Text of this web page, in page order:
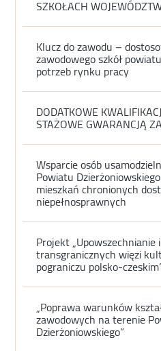
SZKOŁACH
Klucz do zawodu –
zawodowego szkół
potrzeb rynku pracy
DODATKOWE
STAŻOWE GWARANCJĄ
Wsparcie osób
Powiatu
mieszkań chronionych
niepełnosprawnych
Projekt „Upowszechnianie
transgranicznych więzi
pograniczu polsko-
„Poprawa warunków
zawodowych na terenie
Dzierżoniowskiego”